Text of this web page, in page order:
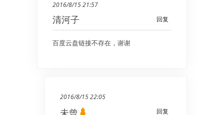
2016/8/15 21:57
回复
清河子
百度云盘链接不存在，谢谢
2016/8/15 22:05
回复
未曾